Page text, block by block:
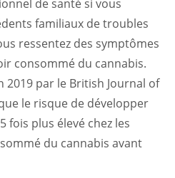
de santé si vous
familiaux de troubles
ressentez des symptômes
consommé du cannabis.
2019 par le British Journal of
le risque de développer
fois plus élevé chez les
du cannabis avant